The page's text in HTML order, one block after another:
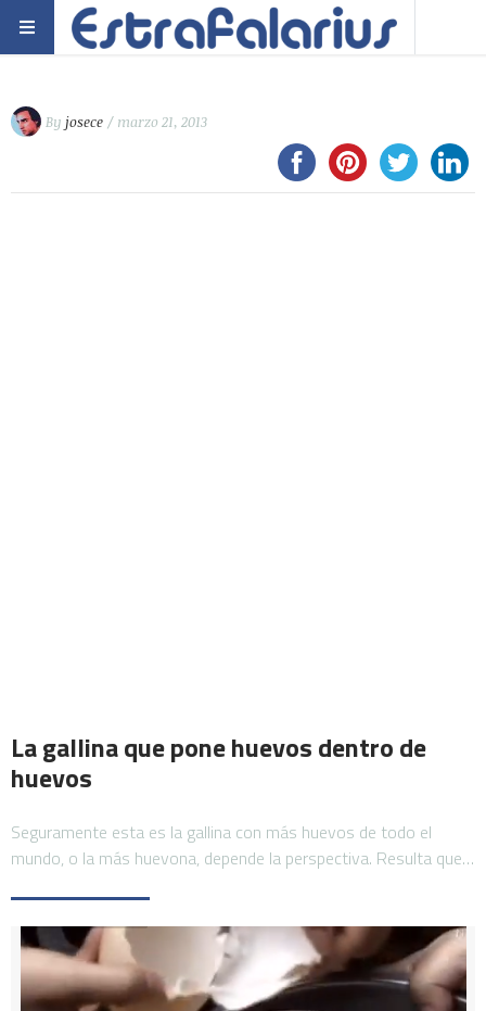
By josece / marzo 21, 2013
La gallina que pone huevos dentro de
huevos
Seguramente esta es la gallina con más huevos de todo el
mundo, o la más huevona, depende la perspectiva. Resulta que…